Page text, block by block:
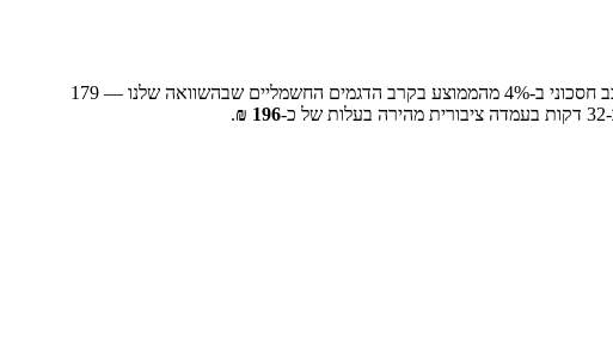
חסכוני ב- 4% מהממוצע בקרב הדגמים החשמליים שבהשוואה שלנו —
179
32 דקות בעמדה ציבורית מהירה בעלות של כ-196
₪
.